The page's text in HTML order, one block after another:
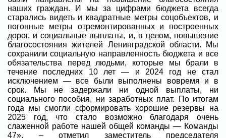
наших граждан. И мы за цифрами бюджета всегда
старались видеть и квадратные метры соцобъектов, и
погонные метры отремонтированных и построенных
дорог, и социальные выплаты, и, в целом, повышение
благосостояния жителей Ленинградской области. Мы
сохранили социальную направленность бюджета и все
обязательства перед людьми, которые мы брали в
течение последних 10 лет — и 2024 год не стал
исключением — все были выполнены вовремя и в
срок. Мы не задержали ни одной выплаты, ни
социального пособия, ни заработных плат. По итогам
года мы смогли сформировать хорошие резервы на
2025 год, что стало возможно благодаря очень
слаженной работе нашей общей команды — Команды
47», – отметил заместитель председателя